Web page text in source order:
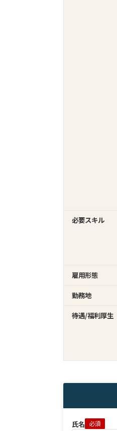
必要スキル
雇用形態
勤務地
待遇/福利厚生
氏名 必須